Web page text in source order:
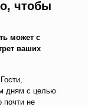
чтобы
может с
ваших
дням с целью
почти не